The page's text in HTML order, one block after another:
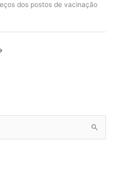
dos postos de vacinação